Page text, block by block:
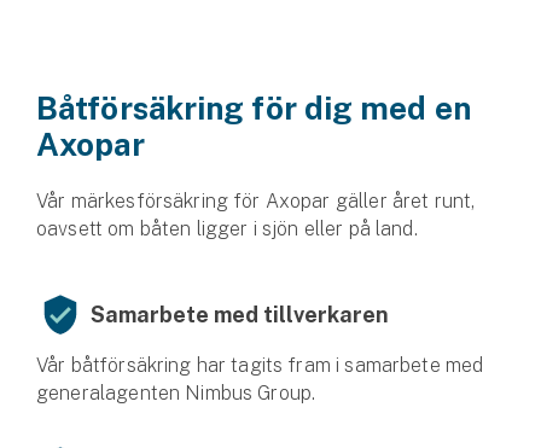
Båtförsäkring för dig med en
Axopar
Vår märkesförsäkring för Axopar gäller året runt,
oavsett om båten ligger i sjön eller på land.
Samarbete med tillverkaren
Vår båtförsäkring har tagits fram i samarbete med
generalagenten Nimbus Group.